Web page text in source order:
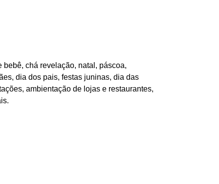
chá revelação, natal, páscoa,
dia dos pais, festas juninas, dia das
ambientação de lojas e restaurantes,